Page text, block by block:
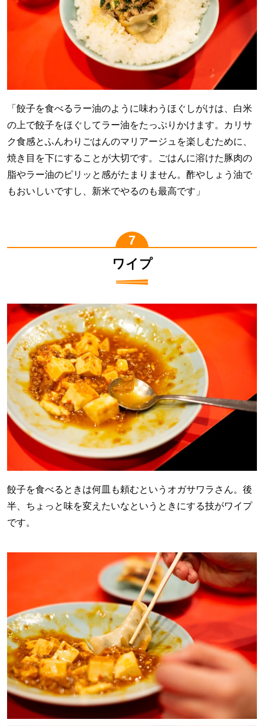
「餃子を食べるラー油のように味わうほぐしがけは、白米
の上で餃子をほぐしてラー油をたっぷりかけます。カリサ
ク食感とふんわりごはんのマリアージュを楽しむために、
焼き目を下にすることが大切です。ごはんに溶けた豚肉の
脂やラー油のピリッと感がたまりません。酢やしょう油で
もおいしいですし、新米でやるのも最高です」
ワイプ
餃子を食べるときは何皿も頼むというオガサワラさん。後
半、ちょっと味を変えたいなというときにする技がワイプ
です。